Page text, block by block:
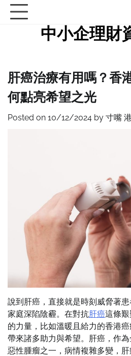
Skip
中小企理財
肝癌治療有用嗎？香
何點亮希望之光
Posted on 10/12/2024 by 寸嘴
說到肝癌，直接就是時刻威脅著
家庭深陷陰霾。在對抗肝癌這條
的力量，比如溫暖且給力的香港
帶來諸多助力與希望。肝癌，作
惡性腫瘤之一，病情複雜多變，